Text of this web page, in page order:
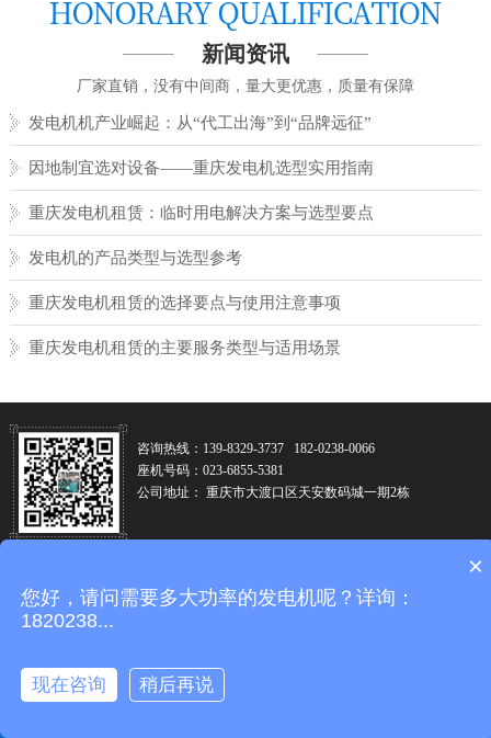
新闻资讯
厂家直销，没有中间商，量大更优惠，质量有保障
发电机机产业崛起：从“代工出海”到“品牌远征”
因地制宜选对设备——重庆发电机选型实用指南
重庆发电机租赁：临时用电解决方案与选型要点
发电机的产品类型与选型参考
重庆发电机租赁的选择要点与使用注意事项
重庆发电机租赁的主要服务类型与适用场景
咨询热线：139-8329-3737 182-0238-0066
座机号码：023-6855-5381
公司地址： 重庆市大渡口区天安数码城一期2栋
技术支持：重庆卓光科技
×
您好，请问需要多大功率的发电机呢？详询：
1820238...
现在咨询 稍后再说